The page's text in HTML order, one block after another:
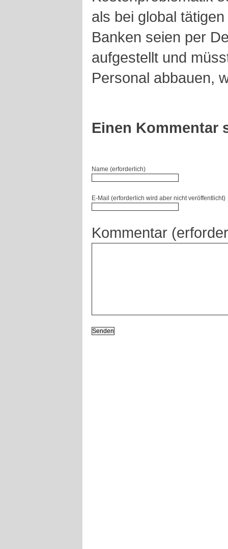
als bei global
Banken seien per
aufgestellt und
Personal abbauen,
Einen Kommentar
Name (erforderlich)
E-Mail (erforderlich wird aber nicht veröffentlicht)
Kommentar